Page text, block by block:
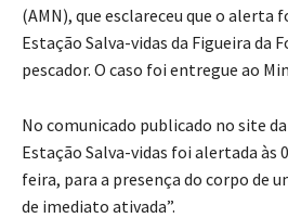
(AMN), que esclareceu que o alerta
Estação Salva-vidas da Figueira da
pescador. O caso foi entregue ao
No comunicado publicado no site
Estação Salva-vidas foi alertada às
feira, para a presença do corpo de
de imediato ativada”.